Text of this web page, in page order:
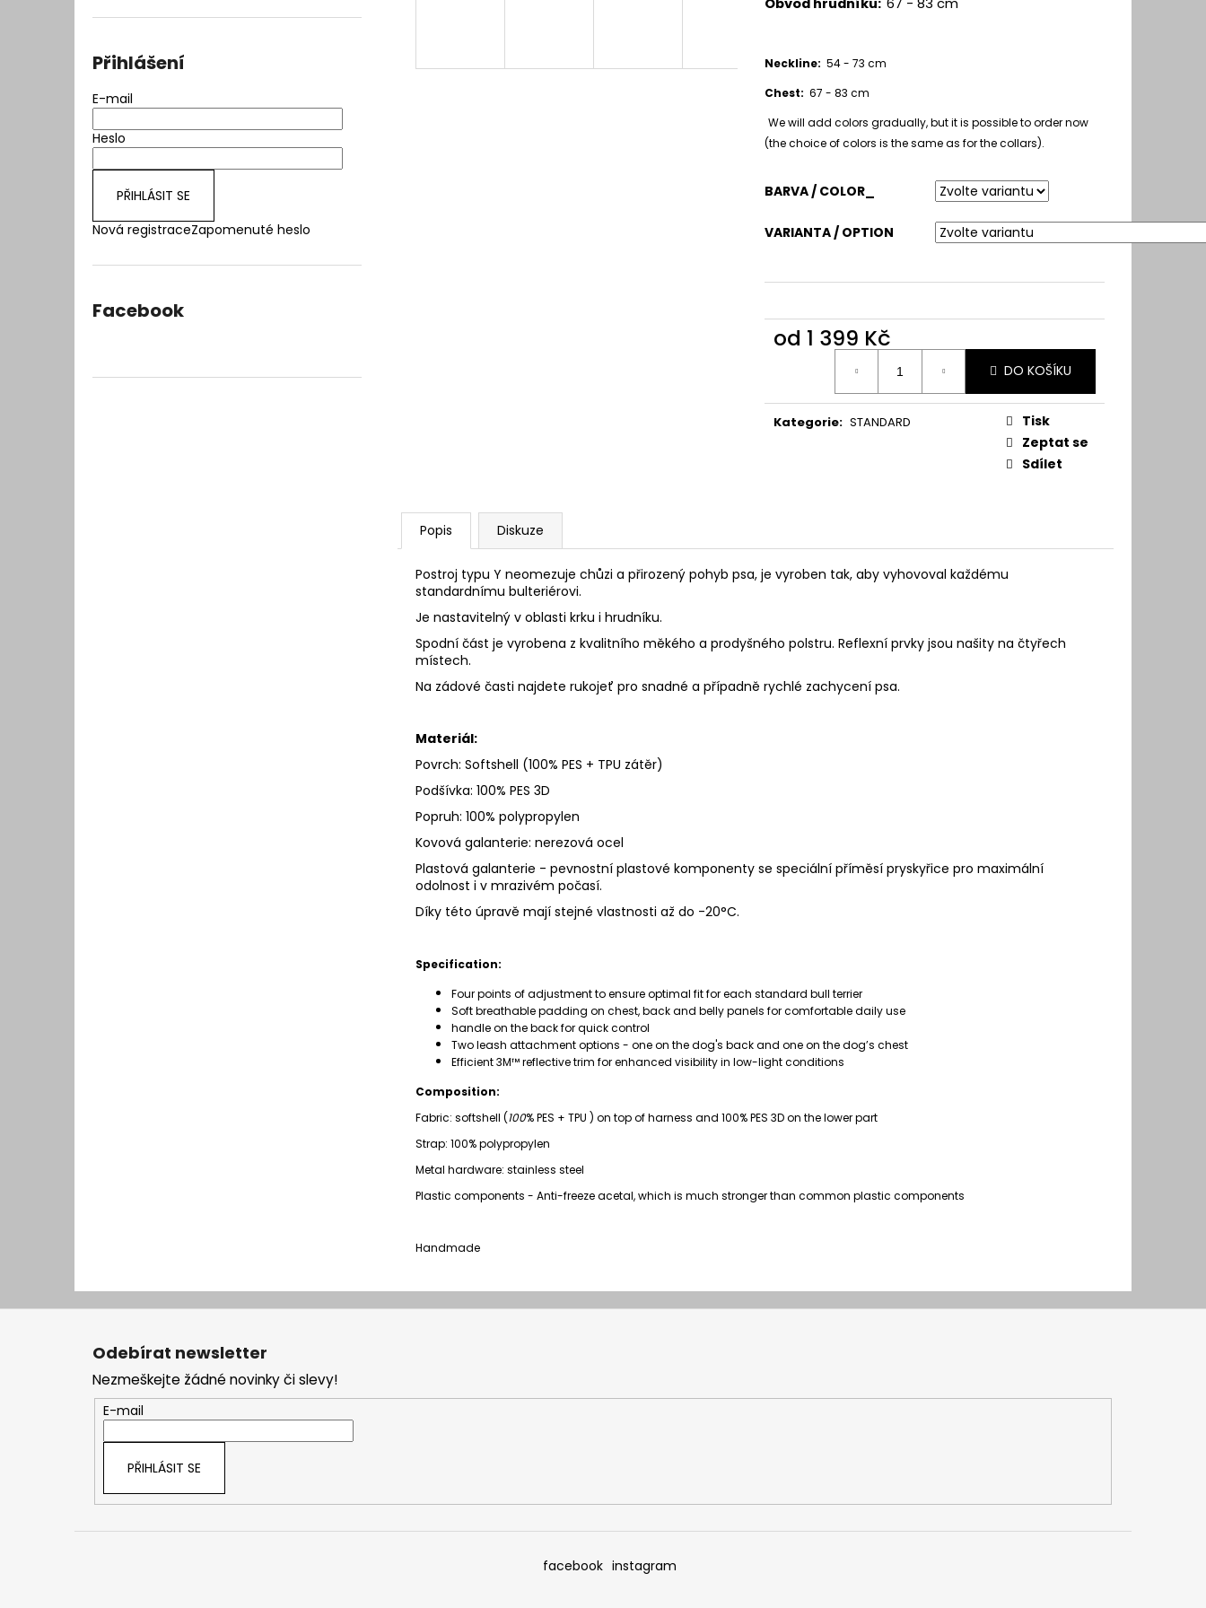
Přihlášení
E-mail
Heslo
PŘIHLÁSIT SE
Nová registraceZapomenuté heslo
Facebook
Neckline: 54 - 73 cm
Chest: 67 - 83 cm
We will add colors gradually, but it is possible to order now
(the choice of colors is the same as for the collars).
BARVA / COLOR_
VARIANTA / OPTION
od 1 399 Kč
DO KOŠÍKU
Kategorie: STANDARD
Tisk
Zeptat se
Sdílet
Popis Diskuze
Postroj typu Y neomezuje chůzi a přirozený pohyb psa, je vyroben tak, aby vyhovoval každému
standardnímu bulteriérovi.
Je nastavitelný v oblasti krku i hrudníku.
Spodní část je vyrobena z kvalitního měkého a prodyšného polstru. Reflexní prvky jsou našity na čtyřech
místech.
Na zádové časti najdete rukojeť pro snadné a případně rychlé zachycení psa.
Materiál:
Povrch: Softshell (100% PES + TPU zátěr)
Podšívka: 100% PES 3D
Popruh: 100% polypropylen
Kovová galanterie: nerezová ocel
Plastová galanterie - pevnostní plastové komponenty se speciální příměsí pryskyřice pro maximální
odolnost i v mrazivém počasí.
Díky této úpravě mají stejné vlastnosti až do -20°C.
Specification:
Four points of adjustment to ensure optimal fit for each standard bull terrier
Soft breathable padding on chest, back and belly panels for comfortable daily use
handle on the back for quick control
Two leash attachment options - one on the dog's back and one on the dog’s chest
Efficient 3M™ reflective trim for enhanced visibility in low-light conditions
Composition:
Fabric: softshell (100% PES + TPU ) on top of harness and 100% PES 3D on the lower part
Strap: 100% polypropylen
Metal hardware: stainless steel
Plastic components - Anti-freeze acetal,which is much stronger than common plastic components
Handmade
Z
Odebírat newsletter
Nezmeškejte žádné novinky či slevy!
E-mail
PŘIHLÁSIT SE
facebook instagram